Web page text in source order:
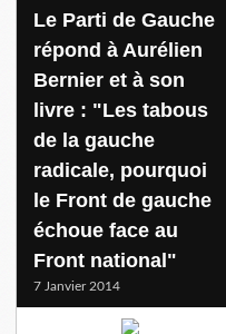
Le Parti de Gauche
répond à Aurélien
Bernier et à son
livre : "Les tabous
de la gauche
radicale, pourquoi
le Front de gauche
échoue face au
Front national"
7 Janvier 2014